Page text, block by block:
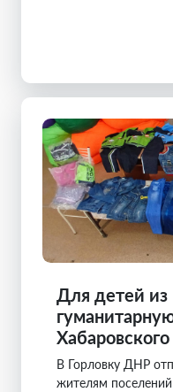
Для детей из
Хабаровского
В Горловку ДНР
жителям